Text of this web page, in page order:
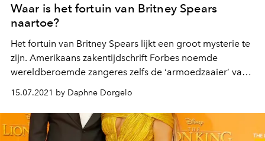
Waar is het fortuin van Britney Spears
naartoe?
Het fortuin van Britney Spears lijkt een groot mysterie te
zijn. Amerikaans zakentijdschrift Forbes noemde
wereldberoemde zangeres zelfs de ‘armoedzaaier’ van
Hollywood. Maar naar waar of wie is dat geld dan
15.07.2021 by Daphne Dorgelo